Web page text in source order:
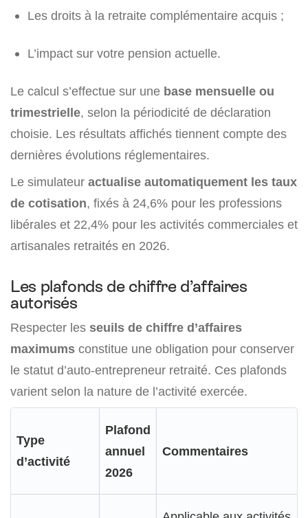
Les droits à la retraite complémentaire acquis ;
L’impact sur votre pension actuelle.
Le calcul s’effectue sur une base mensuelle ou
trimestrielle, selon la périodicité de déclaration
choisie. Les résultats affichés tiennent compte des
dernières évolutions réglementaires.
Le simulateur actualise automatiquement les taux
de cotisation, fixés à 24,6% pour les professions
libérales et 22,4% pour les activités commerciales et
artisanales retraités en 2026.
Les plafonds de chiffre d’affaires
autorisés
Respecter les seuils de chiffre d’affaires
maximums constitue une obligation pour conserver
le statut d’auto-entrepreneur retraité. Ces plafonds
varient selon la nature de l’activité exercée.
Type
d’activité
Plafond
annuel
2026
Commentaires